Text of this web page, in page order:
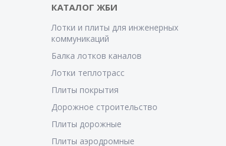
КАТАЛОГ ЖБИ
Лотки и плиты для инженерных
коммуникаций
Балка лотков каналов
Лотки теплотрасс
Плиты покрытия
Дорожное строительство
Плиты дорожные
Плиты аэродромные